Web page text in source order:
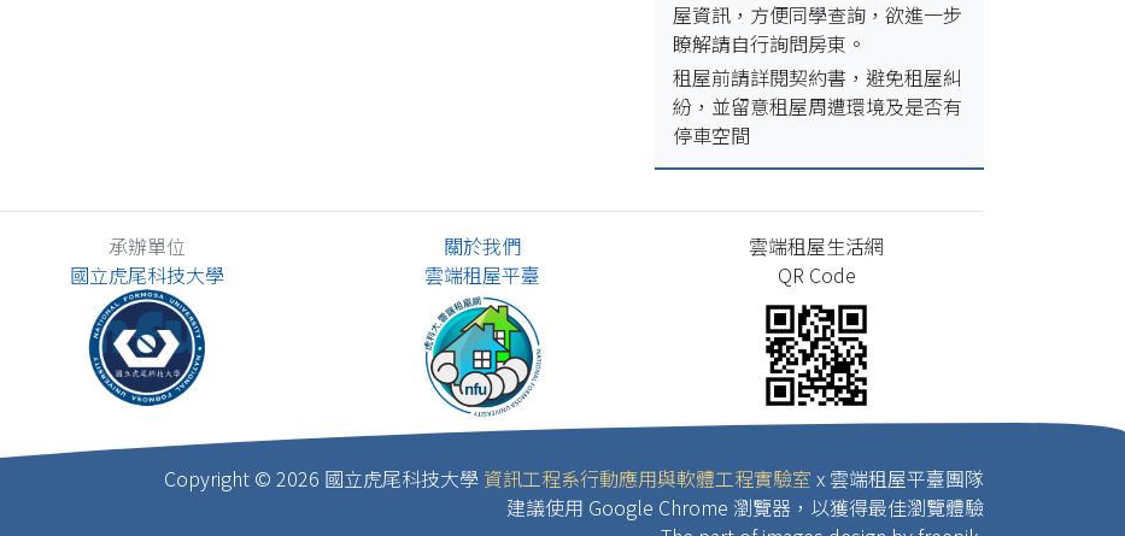
屋資訊，方便同學查詢，欲進一步
瞭解請自行詢問房東。
租屋前請詳閱契約書，避免租屋糾
紛，並留意租屋周遭環境及是否有
停車空間
承辦單位
國立虎尾科技大學
關於我們
雲端租屋平臺
雲端租屋生活網
QR Code
Copyright © 2026 國立虎尾科技大學 資訊工程系行動應用與軟體工程實驗室 x 雲端租屋平臺團隊
建議使用 Google Chrome 瀏覽器，以獲得最佳瀏覽體驗